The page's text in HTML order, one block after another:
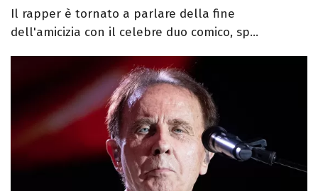
Il rapper è tornato a parlare della fine
dell'amicizia con il celebre duo comico, sp...